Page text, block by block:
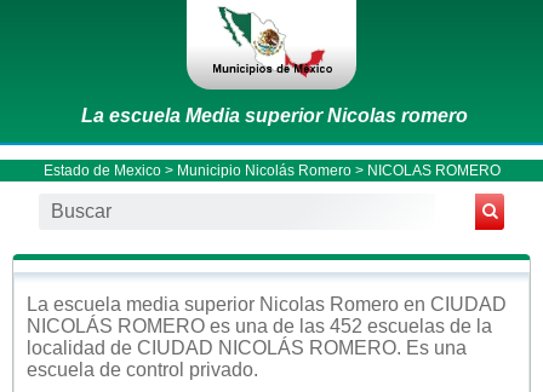
La escuela Media superior Nicolas romero
Estado de Mexico> Municipio Nicolás Romero> NICOLAS ROMERO
La escuela media superior Nicolas Romero en CIUDAD
NICOLÁS ROMERO es una de las 452 escuelas de la
localidad de CIUDAD NICOLÁS ROMERO. Es una
escuela de control privado.